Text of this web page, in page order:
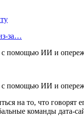
за…
на то, что
команды дата-